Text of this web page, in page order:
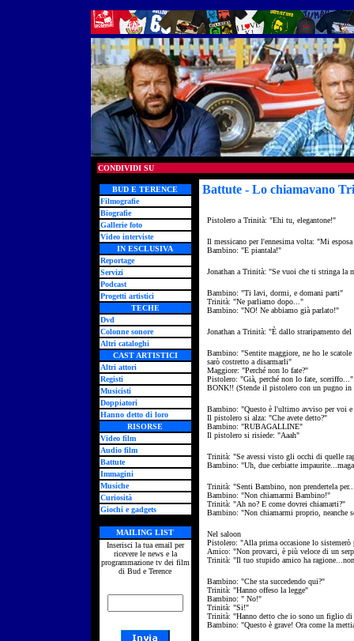
CONDIVIDI SU
BUD E TERENCE
Filmografie
Biografie
Gallerie foto
Video interviste
IN ESCLUSIVA
Reportage
Servizi
Podcast
Progetti artistici
TECHE
Dvd
Colonne sonore
Altri cataloghi
CAST ARTISTICI
Altri attori
Registi
Musicisti
Doppiatori
Hanno detto di loro
RISORSE
Video film
Audio film
Battute
Immagini
Musiche
Curiosità
Giochi e gadgets
MAILING LIST
Inserisci la tua email per
ricevere le news e la
programmazione tv dei film
di Bud e Terence
Battute - Lo chiamavano
Pistolero a Trinità: "Ehi tu, elegantone!"
Il messicano per l'ennesima volta: "Mi
Bambino: "E piantala!"
Jonathan a Trinità: "Se vuoi che ti stringa la
Bambino: "Ti lavi, dormi, e domani parti"
Trinità: "Ne parliamo dopo..."
Bambino: "NO! Ne abbiamo già parlato!"
Jonathan a Trinità: "È dallo straripamento
Bambino: "Sentite maggiore, ne ho le
sarò costretto a disarmarli"
Maggiore: "Perché non lo fate?"
Pistolero: "Già, perché non lo fate, sceriffo..."
BONK!! (Stende il pistolero con un pugno in
Bambino: "Questo è l'ultimo avviso per voi
Il pistolero si alza: "Che avete detto?"
Bambino: "RUBAGALLINE"
Il pistolero si risiede: "Aaah"
Trinità: "Se avessi visto gli occhi di quelle
Bambino: "Uh, due cerbiatte
Trinità: "Senti Bambino, non prendertela
Bambino: "Non chiamarmi Bambino!"
Trinità: "Ah no? E come dovrei chiamarti?"
Bambino: "Non chiamarmi proprio, neanche
Nel saloon
Pistolero: "Alla prima occasione lo
Amico: "Non provarci, è più veloce di un
Trinità: "Il tuo stupido amico ha
Bambino: "Che sta succedendo qui?"
Trinità: "Hanno offeso la legge"
Bambino: " No!"
Trinità: "Si!"
Trinità: "Hanno detto che io sono un figlio di
Bambino: "Questo è grave! Ora come la